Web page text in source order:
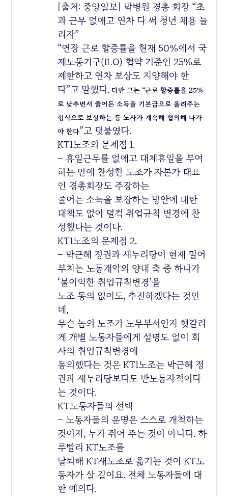
[출처: 중앙일보] 박병원 경총 회장 “초
과 근무 없애고 연차 다 써 청년 채용 늘
리자”
“연장 근로 할증률을 현재 50%에서 국
제노동기구(ILO) 협약 기준인 25%로
제한하고 연차 보상도 지양해야 한
다”고 말했다. 다만 그는 “근로 할증률을 25%
로 낮추면서 줄어든 소득을 기본급으로 올려주는
형식으로 보상하는 등 노사가 계속해 협의해 나가
야 한다”고 덧붙였다.
KT1노조의 문제점 1.
– 휴일근무를 없애고 대체휴일을 부여
하는 안에 찬성한 노조가 자본가 대표
인 경총회장도 주장하는
줄어든 소득을 보장하는 방안에 대한
대책도 없이 덜컥 취업규칙 변경에 찬
성했다는 것이다.
KT1노조의 문제점 2.
– 박근혜 정권과 새누리당이 현재 밀어
부치는 노동개악의 양대 축 중 하나가
‘불이익한 취업규칙변경’을
노조 동의 없이도, 추진하겠다는 것인
데,
무슨 놈의 노조가 노무부서인지 헷갈리
게 개별 노동자들에게 설명도 없이 회
사의 취업규칙변경에
동의했다는 것은 KT1노조는 박근혜 정
권과 새누리당보다도 반노동자적이다
는 것이다.
KT노동자들의 선택
– 노동자들의 운명은 스스로 개척하는
것이지, 누가 쥐어 주는 것이 아니다. 하
루빨리 KT노조를
탈퇴해 KT새노조로 옮기는 것이 KT노
동자가 살 길이요. 전체 노동자들에 대
한 예의다.